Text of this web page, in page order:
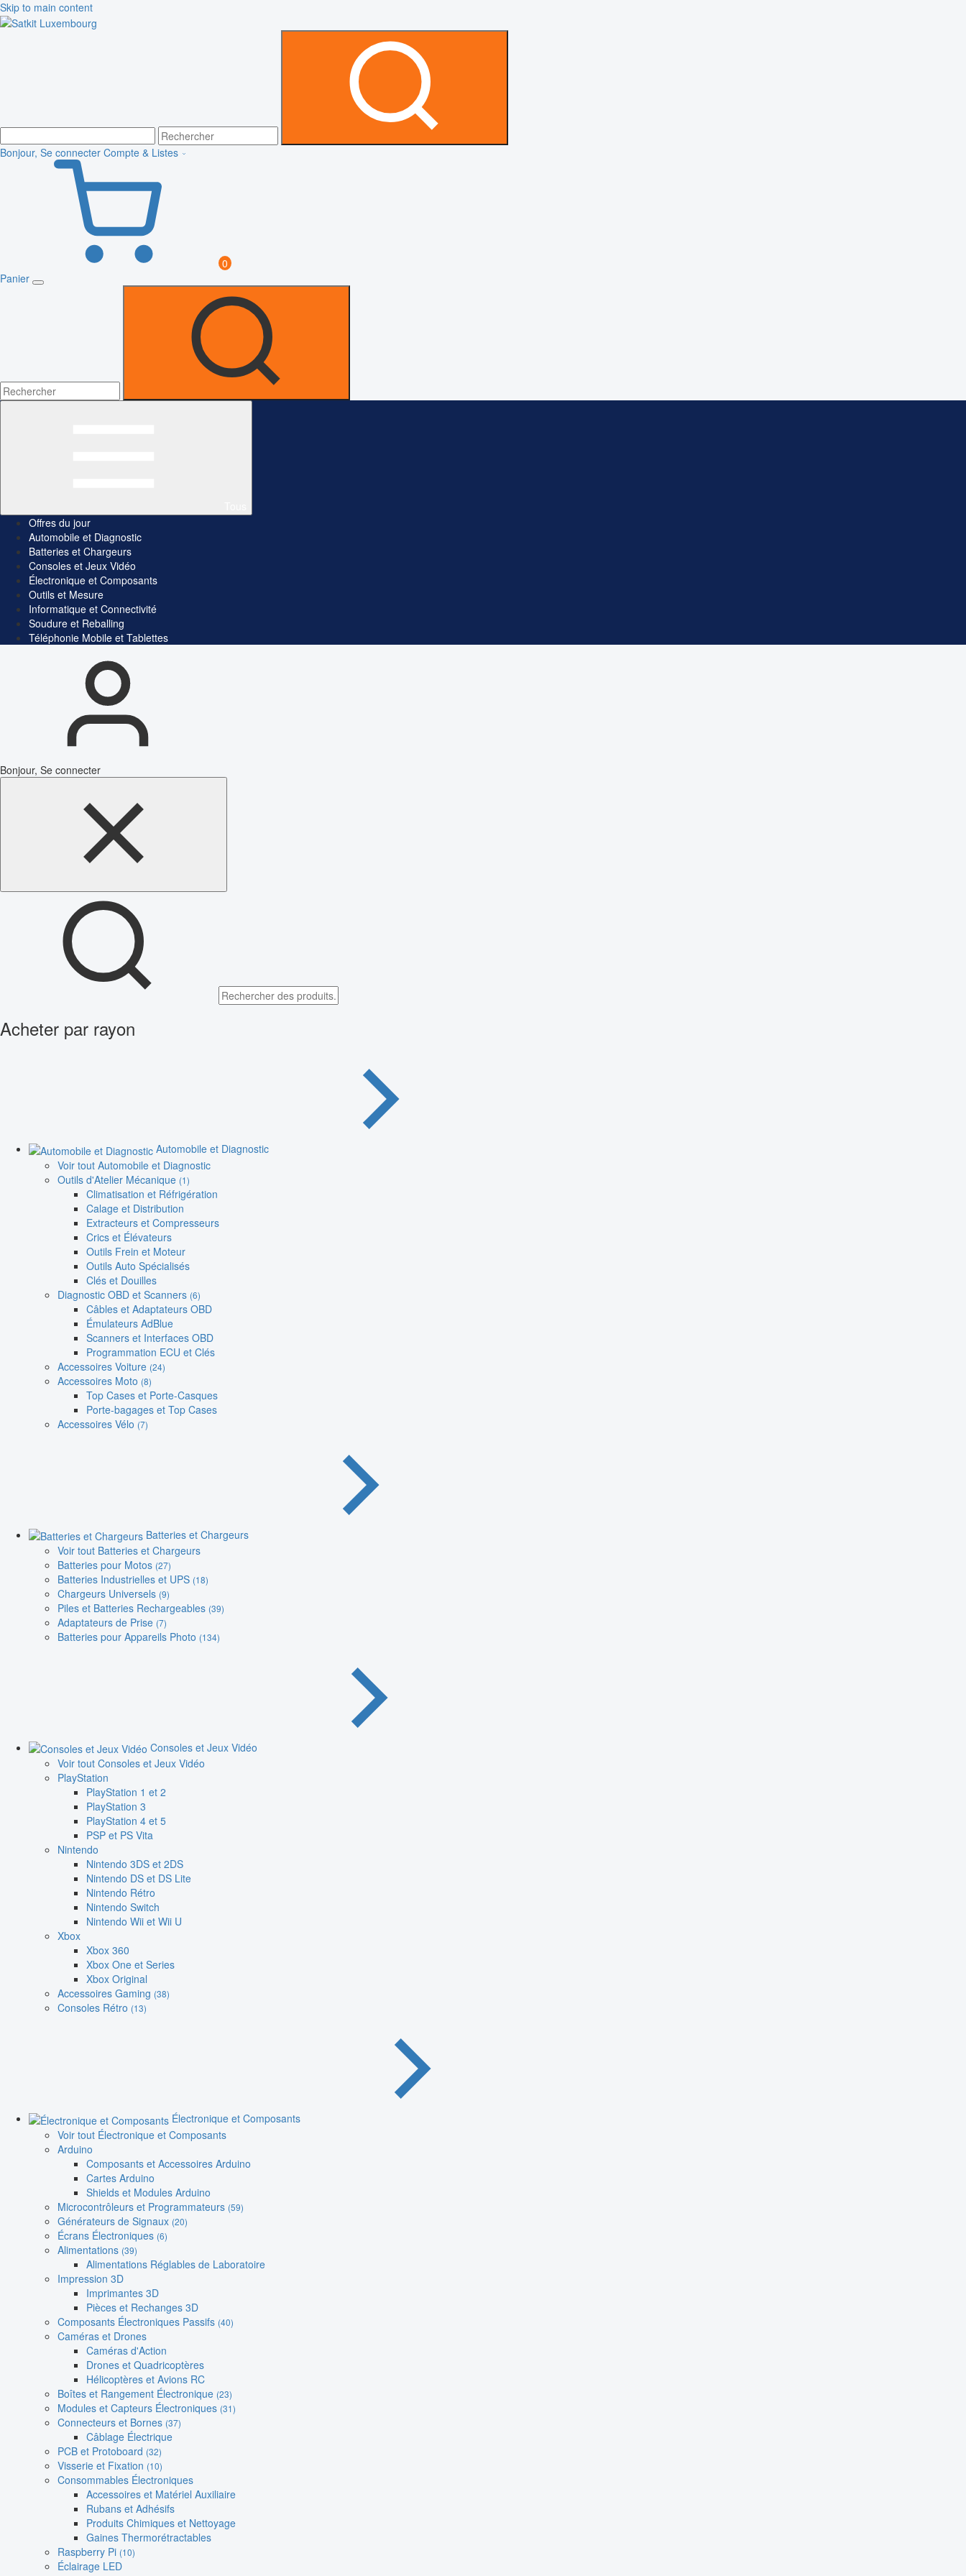
Skip to main content
Bonjour, Se connecter Compte & Listes
0
Panier
Offres du jour
Automobile et Diagnostic
Batteries et Chargeurs
Consoles et Jeux Vidéo
Électronique et Composants
Outils et Mesure
Informatique et Connectivité
Soudure et Reballing
Téléphonie Mobile et Tablettes
Bonjour, Se connecter
Acheter par rayon
Automobile et Diagnostic
Voir tout Automobile et Diagnostic
Outils d'Atelier Mécanique (1)
Climatisation et Réfrigération
Calage et Distribution
Extracteurs et Compresseurs
Crics et Élévateurs
Outils Frein et Moteur
Outils Auto Spécialisés
Clés et Douilles
Diagnostic OBD et Scanners (6)
Câbles et Adaptateurs OBD
Émulateurs AdBlue
Scanners et Interfaces OBD
Programmation ECU et Clés
Accessoires Voiture (24)
Accessoires Moto (8)
Top Cases et Porte-Casques
Porte-bagages et Top Cases
Accessoires Vélo (7)
Batteries et Chargeurs
Voir tout Batteries et Chargeurs
Batteries pour Motos (27)
Batteries Industrielles et UPS (18)
Chargeurs Universels (9)
Piles et Batteries Rechargeables (39)
Adaptateurs de Prise (7)
Batteries pour Appareils Photo (134)
Consoles et Jeux Vidéo
Voir tout Consoles et Jeux Vidéo
PlayStation
PlayStation 1 et 2
PlayStation 3
PlayStation 4 et 5
PSP et PS Vita
Nintendo
Nintendo 3DS et 2DS
Nintendo DS et DS Lite
Nintendo Rétro
Nintendo Switch
Nintendo Wii et Wii U
Xbox
Xbox 360
Xbox One et Series
Xbox Original
Accessoires Gaming (38)
Consoles Rétro (13)
Électronique et Composants
Voir tout Électronique et Composants
Arduino
Composants et Accessoires Arduino
Cartes Arduino
Shields et Modules Arduino
Microcontrôleurs et Programmateurs (59)
Générateurs de Signaux (20)
Écrans Électroniques (6)
Alimentations (39)
Alimentations Réglables de Laboratoire
Impression 3D
Imprimantes 3D
Pièces et Rechanges 3D
Composants Électroniques Passifs (40)
Caméras et Drones
Caméras d'Action
Drones et Quadricoptères
Hélicoptères et Avions RC
Boîtes et Rangement Électronique (23)
Modules et Capteurs Électroniques (31)
Connecteurs et Bornes (37)
Câblage Électrique
PCB et Protoboard (32)
Visserie et Fixation (10)
Consommables Électroniques
Accessoires et Matériel Auxiliaire
Rubans et Adhésifs
Produits Chimiques et Nettoyage
Gaines Thermorétractables
Raspberry Pi (10)
Éclairage LED